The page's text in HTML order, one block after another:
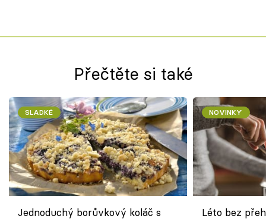
Přečtěte si také
SLADKÉ
Jednoduchý borůvkový koláč s
NOVINKY
Léto bez